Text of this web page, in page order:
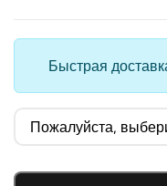
Быстрая